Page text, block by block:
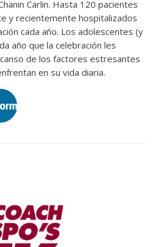
Carlin. Hasta 120 pacientes
y recientemente hospitalizados
cada año. Los adolescentes (y
año que la celebración les
de los factores estresantes
en su vida diaria.